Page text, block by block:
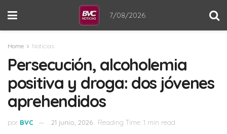
7/08/2026
Home Noticias
Persecución, alcoholemia
positiva y droga: dos jóvenes
aprehendidos
por BVC 21 junio, 2026 Reading Time: 1 min read